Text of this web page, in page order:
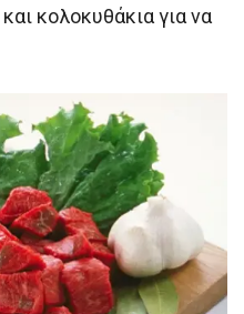
κολοκυθάκια για να